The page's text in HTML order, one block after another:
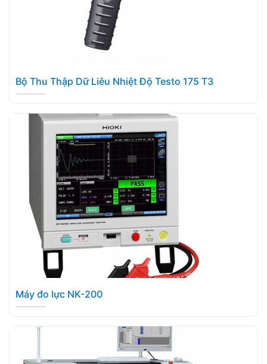
Bộ Thu Thập Dữ Liêu Nhiệt Độ Testo 175 T3
Máy đo lực NK-200